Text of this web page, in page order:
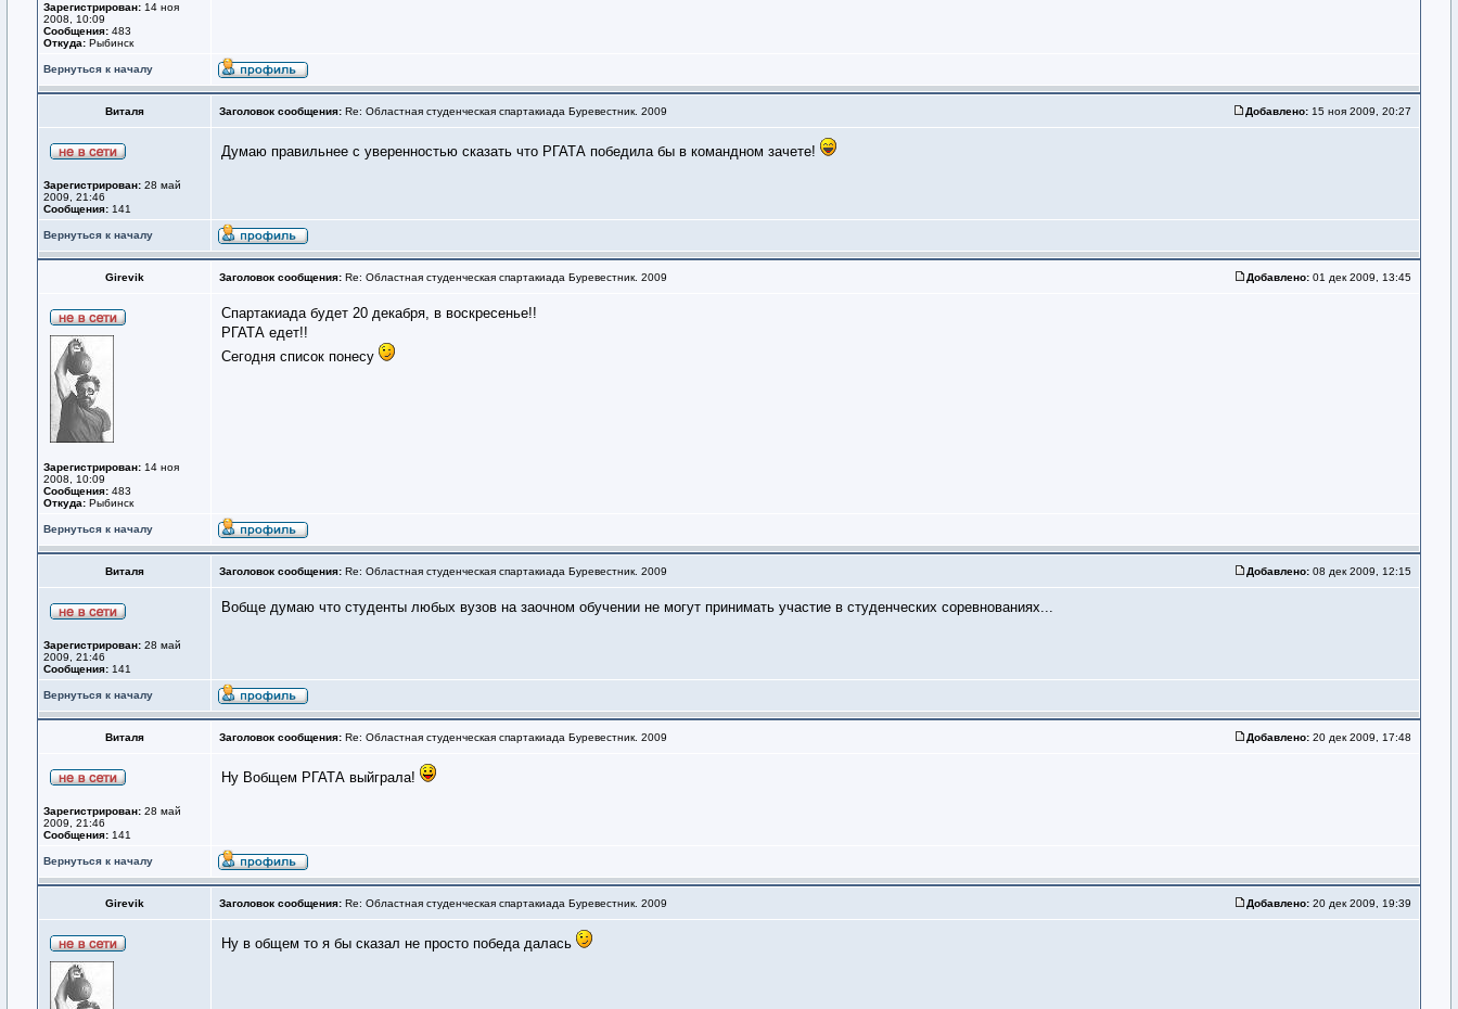
Зарегистрирован: 14 ноя
2008, 10:09
Сообщения: 483
Откуда: Рыбинск
Вернуться к началу
Виталя Заголовок сообщения: Re: Областная студенческая спартакиада Буревестник. 2009 Добавлено: 15 ноя 2009, 20:27
Зарегистрирован: 28 май
2009, 21:46
Сообщения: 141
Думаю правильнее с уверенностью сказать что РГАТА победила бы в командном зачете!
Вернуться к началу
Girevik Заголовок сообщения: Re: Областная студенческая спартакиада Буревестник. 2009 Добавлено: 01 дек 2009, 13:45
Зарегистрирован: 14 ноя
2008, 10:09
Сообщения: 483
Откуда: Рыбинск
Спартакиада будет 20 декабря, в воскресенье!!
РГАТА едет!!
Сегодня список понесу
Вернуться к началу
Виталя Заголовок сообщения: Re: Областная студенческая спартакиада Буревестник. 2009 Добавлено: 08 дек 2009, 12:15
Зарегистрирован: 28 май
2009, 21:46
Сообщения: 141
Вобще думаю что студенты любых вузов на заочном обучении не могут принимать участие в студенческих соревнованиях...
Вернуться к началу
Виталя Заголовок сообщения: Re: Областная студенческая спартакиада Буревестник. 2009 Добавлено: 20 дек 2009, 17:48
Зарегистрирован: 28 май
2009, 21:46
Сообщения: 141
Ну Вобщем РГАТА выйграла!
Вернуться к началу
Girevik Заголовок сообщения: Re: Областная студенческая спартакиада Буревестник. 2009 Добавлено: 20 дек 2009, 19:39
Ну в общем то я бы сказал не просто победа далась